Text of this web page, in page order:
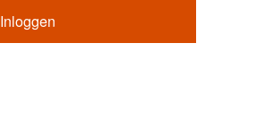
Inloggen